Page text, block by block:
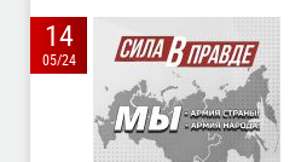
14
05/24